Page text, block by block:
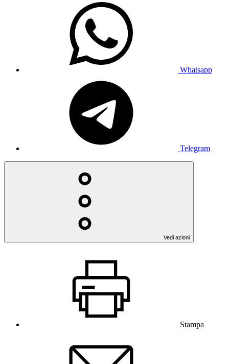
Whatsapp
Telegram
Vedi azioni
Stampa